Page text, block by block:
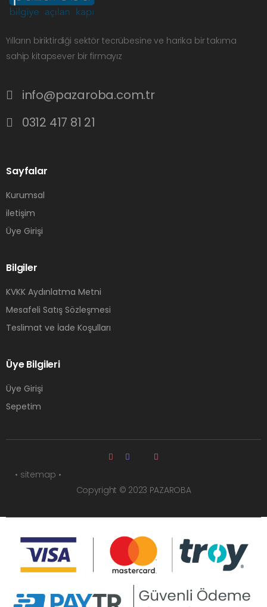
Yılların biriktirdiği sektör tecrübesine ve harika bir takıma
sahip kitapsever bir firmayız
info@pazaroba.com.tr
0312 417 81 21
Sayfalar
Kurumsal
iletişim
Üye Girişi
Bilgiler
KVKK Aydınlatma Metni
Mesafeli Satış Sözleşmesi
Teslimat ve İade Koşulları
Üye Bilgileri
Üye Girişi
Sepetim
Copyright © 2023 PAZAROBA
• sitemap •